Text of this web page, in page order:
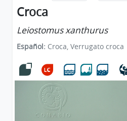
Croca
Leiostomus xanthurus
Español: Croca, Verrugato croca